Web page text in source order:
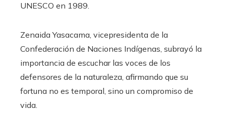
UNESCO en 1989.
Zenaida Yasacama, vicepresidenta de la
Confederación de Naciones Indígenas, subrayó la
importancia de escuchar las voces de los
defensores de la naturaleza, afirmando que su
fortuna no es temporal, sino un compromiso de
vida.